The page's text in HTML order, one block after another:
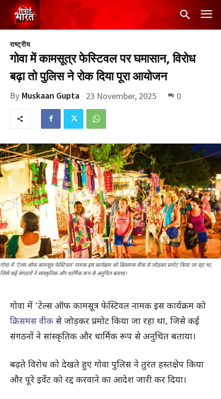
राष्ट्रीय
गोवा में कामसूत्र फेस्टिवल पर घमासान, विरोध
बढ़ा तो पुलिस ने रोक दिया पूरा आयोजन
By Muskaan Gupta 23 November, 2025 0
गोवा में ‘टेल्स ऑफ कामसूत्र फेस्टिवल’ नामक इस कार्यक्रम को क्रिसमस वीक से जोड़कर प्रमोट किया जा रहा था,
जिसे कई संगठनों ने सांस्कृतिक और धार्मिक रूप से अनुचित बताया।
गोवा में ‘टेल्स ऑफ कामसूत्र फेस्टिवल नामक इस कार्यक्रम को
क्रिसमस वीक से जोड़कर प्रमोट किया जा रहा था, जिसे कई
संगठनों ने सांस्कृतिक और धार्मिक रूप से अनुचित बताया।
बढ़ते विरोध को देखते हुए गोवा पुलिस ने तुरंत हस्तक्षेप किया
और पूरे इवेंट को रद्द करवाने का आदेश जारी कर दिया।